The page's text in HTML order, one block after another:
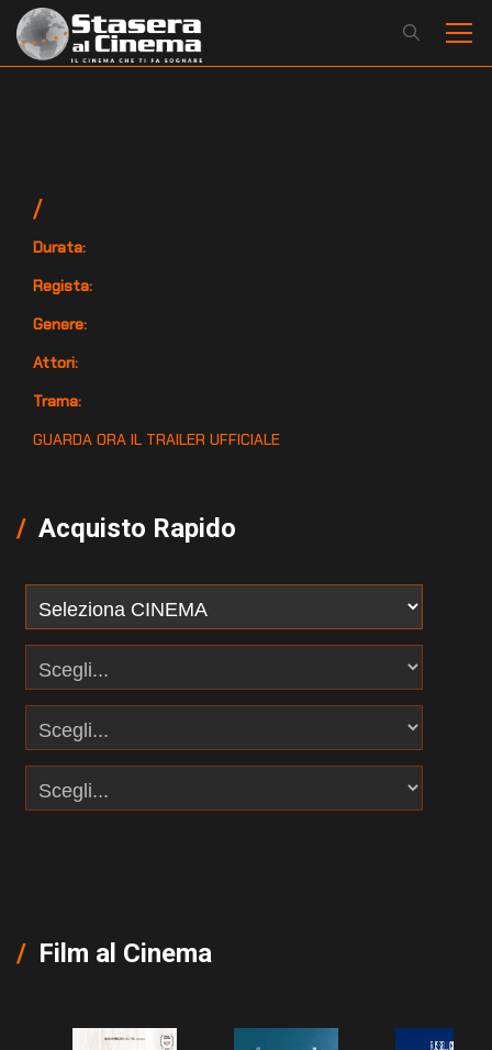
/
Durata:
Regista:
Genere:
Attori:
Trama:
GUARDA ORA IL TRAILER UFFICIALE
Acquisto Rapido
Film al Cinema